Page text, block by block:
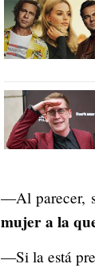
—Al parecer,
mujer a la
—Si la está